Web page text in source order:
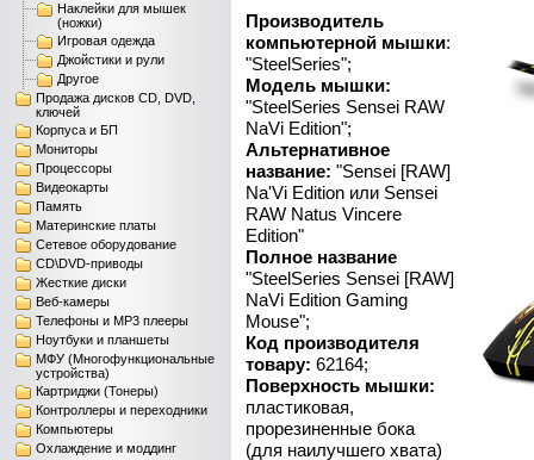
Наклейки для мышек
(ножки)
Игровая одежда
Джойстики и рули
Другое
Продажа дисков CD, DVD,
ключей
Корпуса и БП
Мониторы
Процессоры
Видеокарты
Память
Материнские платы
Сетевое оборудование
CD\DVD-приводы
Жесткие диски
Веб-камеры
Телефоны и MP3 плееры
Ноутбуки и планшеты
МФУ (Многофункциональные
устройства)
Картриджи (Тонеры)
Контроллеры и переходники
Компьютеры
Охлаждение и моддинг
Производитель
компьютерной мышки:
"SteelSeries";
Модель мышки:
"SteelSeries Sensei RAW
NaVi Edition";
Альтернативное
название: "Sensei [RAW]
Na'Vi Edition или Sensei
RAW Natus Vincere
Edition"
Полное название
"SteelSeries Sensei [RAW]
NaVi Edition Gaming
Mouse";
Код производителя
товару: 62164;
Поверхность мышки:
пластиковая,
прорезиненные бока
(для наилучшего хвата)